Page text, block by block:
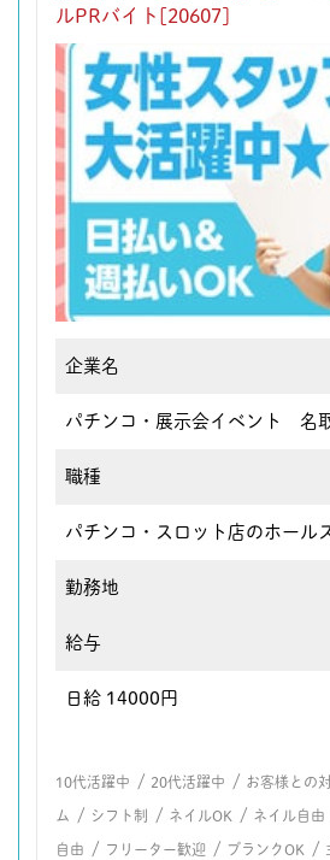
ルPRバイト[20607]
企業名
パチンコ・展示会イベント 名
職種
パチンコ・スロット店のホール
勤務地
給与
日給 14000円
10代活躍中 / 20代活躍中 / お客様との
ム / シフト制 / ネイルOK / ネイル自由
自由 / フリーター歓迎 / ブランクOK /